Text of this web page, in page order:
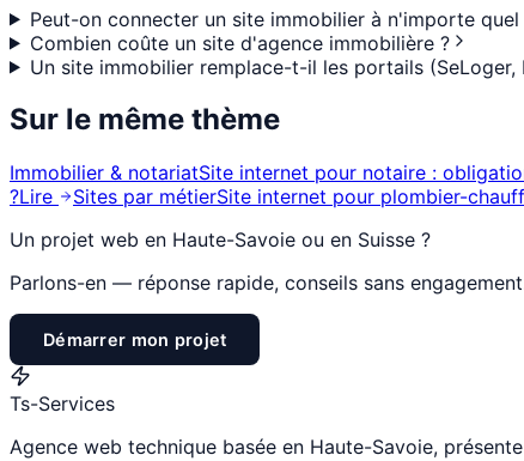
Peut-on connecter un site immobilier à n'importe
Combien coûte un site d'agence immobilière ?
Un site immobilier remplace-t-il les portails (SeLoger,
Sur le même thème
Immobilier & notariatSite internet pour notaire :
?Lire Sites par métierSite internet pour plombier-
Un projet web en Haute-Savoie ou en Suisse ?
Parlons-en — réponse rapide, conseils sans
Démarrer mon projet
Ts-Services
Agence web technique basée en Haute-Savoie,